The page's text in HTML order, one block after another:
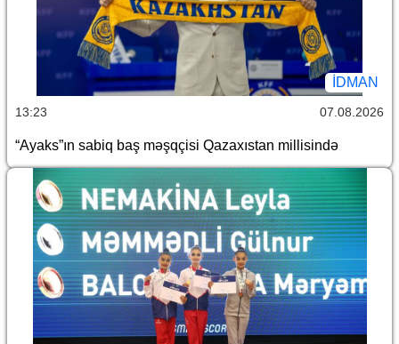
İDMAN
13:23 07.08.2026
“Ayaks”ın sabiq baş məşqçisi Qazaxıstan millisində